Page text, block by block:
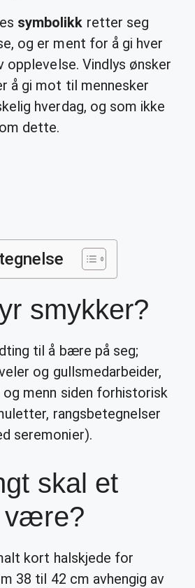
symbolikk retter seg
og er ment for å gi hver
opplevelse. Vindlys ønsker
å gi mot til mennesker
hverdag, og som ikke
dette.
smykker?
til å bære på seg;
og gullsmedarbeider,
og menn siden forhistorisk
rangsbetegnelser
seremonier).
skal et
være?
kort halskjede for
38 til 42 cm avhengig av